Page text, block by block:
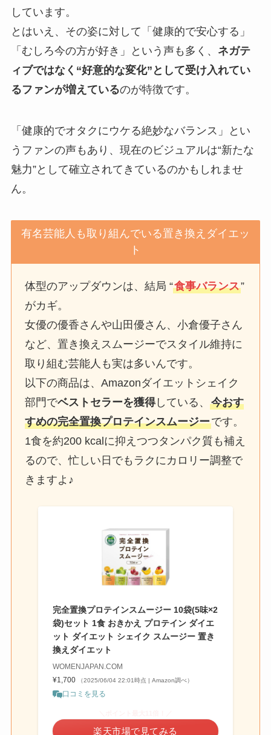
しています。
とはいえ、その姿に対して「健康的で安心する」
「むしろ今の方が好き」という声も多く、 ネガテ
ィブではなく“好意的な変化”として受け入れてい
るファンが増えているのが特徴です。
「健康的でオタクにウケる絶妙なバランス」とい
うファンの声もあり、現在のビジュアルは“新たな
魅力”として確立されてきているのかもしれませ
ん。
有名芸能人も取り組んでいる置き換えダイエッ
ト
体型のアップダウンは、結局 “食事バランス”
がカギ。
女優の優香さんや山田優さん、小倉優子さん
など、置き換えスムージーでスタイル維持に
取り組む芸能人も実は多いんです。
以下の商品は、Amazonダイエットシェイク
部門でベストセラーを獲得している、今おす
すめの完全置換プロテインスムージーです。
1食を約200 kcalに抑えつつタンパク質も補え
るので、忙しい日でもラクにカロリー調整で
きますよ♪
完全置換プロテインスムージー 10袋(5味×2
袋)セット 1食 おきかえ プロテイン ダイエ
ット ダイエット シェイク スムージー 置き
換えダイエット
WOMENJAPAN.COM
¥1,700
（2025/06/04 22:01時点 | Amazon調べ）
口コミを見る
楽天市場で見てみる